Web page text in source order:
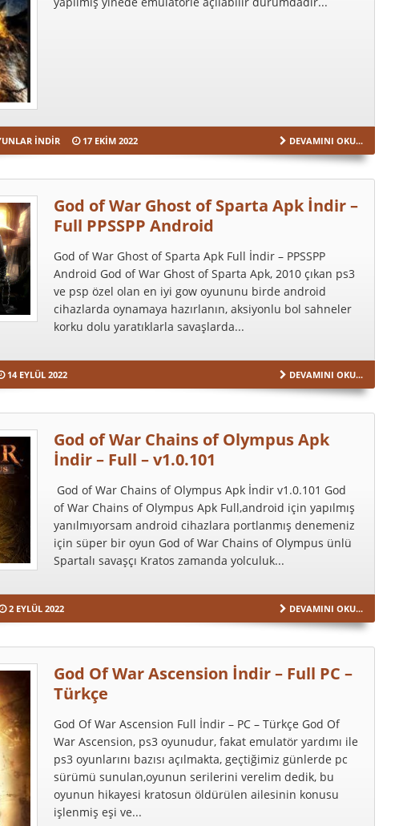
İNDIR 17 EKIM 2022 DEVAMINI OKU...
God of War Ghost of Sparta Apk İndir –
Full PPSSPP Android
God of War Ghost of Sparta Apk Full İndir – PPSSPP
Android God of War Ghost of Sparta Apk, 2010 çıkan ps3
ve psp özel olan en iyi gow oyununu birde android
cihazlarda oynamaya hazırlanın, aksiyonlu bol sahneler
korku dolu yaratıklarla savaşlarda...
14 EYLÜL 2022 DEVAMINI OKU...
God of War Chains of Olympus Apk
İndir – Full – v1.0.101
God of War Chains of Olympus Apk İndir v1.0.101 God
of War Chains of Olympus Apk Full,android için yapılmış
yanılmıyorsam android cihazlara portlanmış denemeniz
için süper bir oyun God of War Chains of Olympus ünlü
Spartalı savaşçı Kratos zamanda yolculuk...
2 EYLÜL 2022 DEVAMINI OKU...
God Of War Ascension İndir – Full PC –
Türkçe
God Of War Ascension Full İndir – PC – Türkçe God Of
War Ascension, ps3 oyunudur, fakat emulatör yardımı ile
ps3 oyunlarını bazısı açılmakta, geçtiğimiz günlerde pc
sürümü sunulan,oyunun serilerini verelim dedik, bu
oyunun hikayesi kratosun öldürülen ailesinin konusu
işlenmiş eşi ve...